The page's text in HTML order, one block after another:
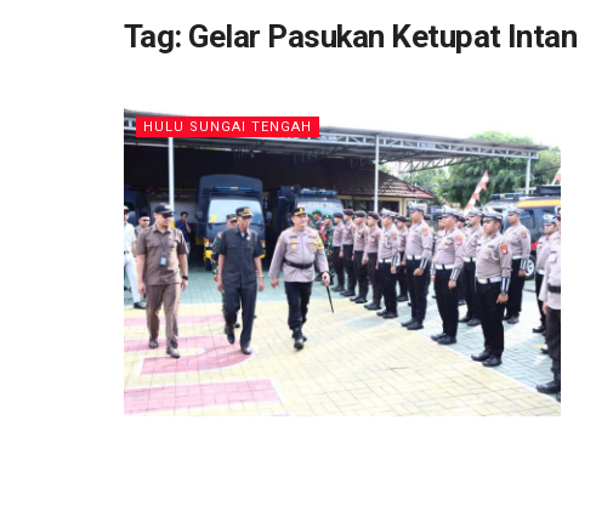
Tag: Gelar Pasukan Ketupat Intan
HULU SUNGAI TENGAH